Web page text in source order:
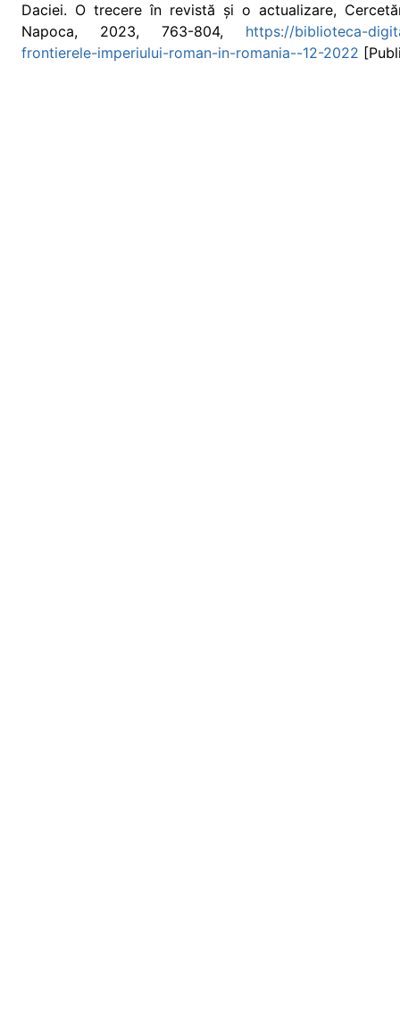
Daciei. O trecere în revistă și o actualizare,
Napoca, 2023, 763-804, https://biblioteca-
frontierele-imperiului-roman-in-romania--12-2022